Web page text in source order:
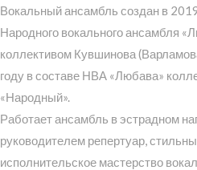
Вокальный ансамбль создан в
Народного вокального ансамбля
коллективом Кувшинова
году в составе НВА «Любава»
«Народный».
Работает ансамбль в эстрадном
руководителем репертуар,
исполнительское мастерство